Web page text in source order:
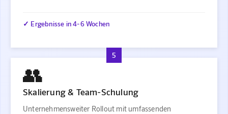
✓ Ergebnisse in 4-6 Wochen
5
👥
Skalierung & Team-Schulung
Unternehmensweiter Rollout mit umfassenden